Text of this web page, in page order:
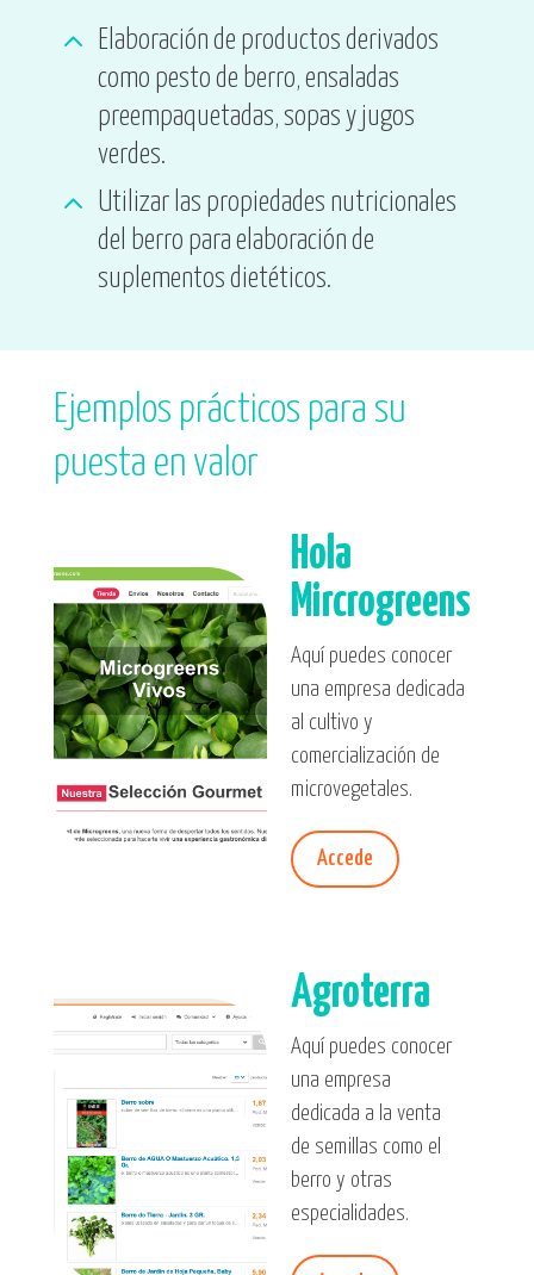
2
Elaboración de productos derivados
como pesto de berro, ensaladas
preempaquetadas, sopas y jugos
verdes.
2
Utilizar las propiedades nutricionales
del berro para elaboración de
suplementos dietéticos.
Ejemplos prácticos para su
puesta en valor
Hola
Mircrogreens
Aquí puedes conocer
una empresa dedicada
al cultivo y
comercialización de
microvegetales.
Accede
Agroterra
Aquí puedes conocer
una empresa
dedicada a la venta
de semillas como el
berro y otras
especialidades.